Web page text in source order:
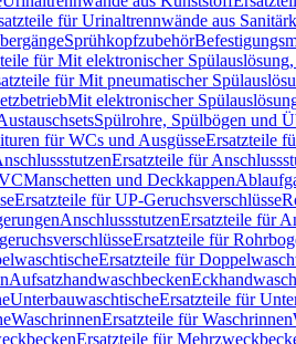
für Urinaltrennwände aus
Sprühkopfzubehör
für Mit elektronischer
für Mit pneumatischer
Mit elektronischer
Spülrohre, Spülbögen und
für WCs und AusgüsseErsatzteile
Ersatzteile für
Manschetten und Deckkappen
Ersatzteile für UP-Geruchsverschlüsse
AnschlussstutzenErsatzteile für
Ersatzteile für
Ersatzteile für
Aufsatzhandwaschbecken
UnterbauwaschtischeErsatzteile für
WaschrinnenErsatzteile für Waschrinnen
Ersatzteile für